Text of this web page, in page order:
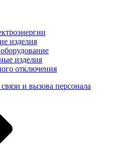
изделия
изделия
отключения
и вызова персонала